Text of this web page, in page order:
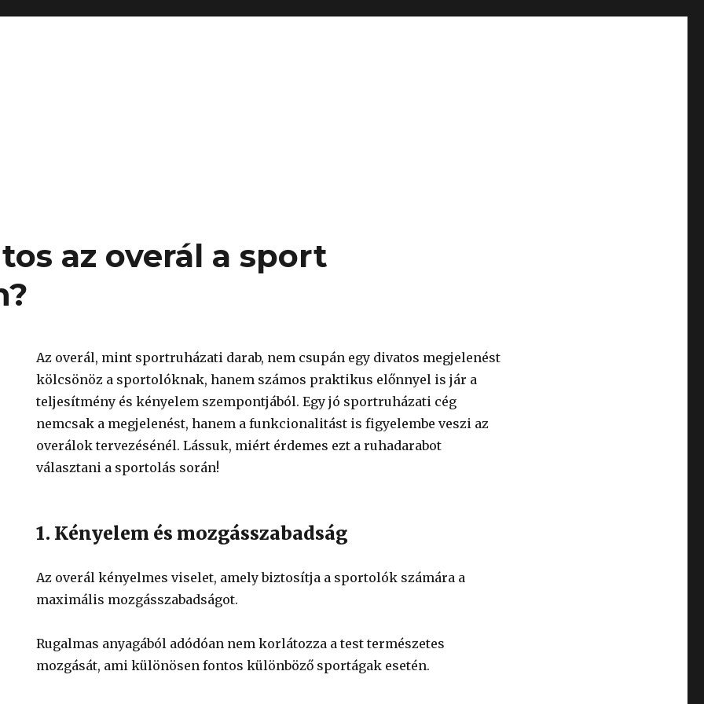
az overál a sport
Az overál, mint sportruházati darab, nem csupán egy divatos megjelenést
kölcsönöz a sportolóknak, hanem számos praktikus előnnyel is jár a
teljesítmény és kényelem szempontjából. Egy jó sportruházati cég
nemcsak a megjelenést, hanem a funkcionalitást is figyelembe veszi az
overálok tervezésénél. Lássuk, miért érdemes ezt a ruhadarabot
választani a sportolás során!
1. Kényelem és mozgásszabadság
Az overál kényelmes viselet, amely biztosítja a sportolók számára a
maximális mozgásszabadságot.
Rugalmas anyagából adódóan nem korlátozza a test természetes
mozgását, ami különösen fontos különböző sportágak esetén.